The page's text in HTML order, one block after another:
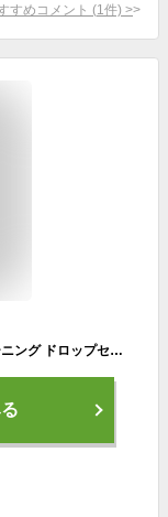
すめコメント (1 件) >
【公式】アディダス adidas 返品可 ジム・トレーニング ドロップセット トレーナー / Dropset Trainer メンズ シューズ・靴 スポーツシューズ 黒 ブラック GW3905 トレーニングシューズ